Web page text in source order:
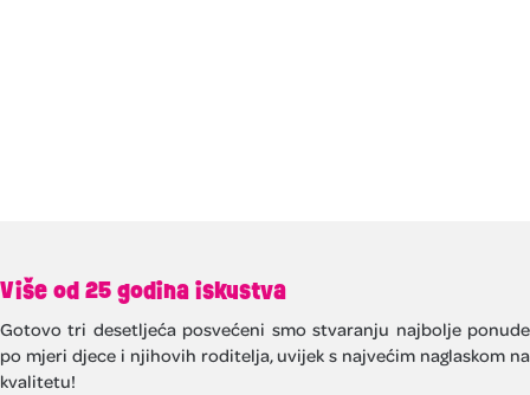
Više od 25 godina iskustva
Gotovo tri desetljeća posvećeni smo stvaranju najbolje ponude
po mjeri djece i njihovih roditelja, uvijek s najvećim naglaskom na
kvalitetu!